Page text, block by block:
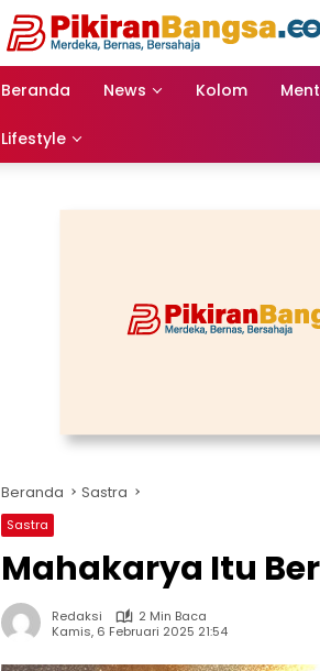
Beranda News Kolom
Lifestyle
Beranda Sastra
Sastra
Mahakarya Itu
Redaksi
2 Min Baca
Kamis, 6 Februari 2025 21:54